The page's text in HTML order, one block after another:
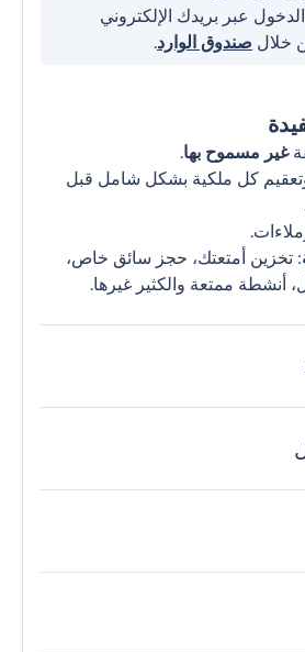
عبر بريدك الإلكتروني
خلال صندوق الوارد.
غير مسموح بها.
كل ملكية بشكل شامل قبل
: تخزين أمتعتك، حجز سائق خاص،
أنشطة ممتعة والكثير غيرها.